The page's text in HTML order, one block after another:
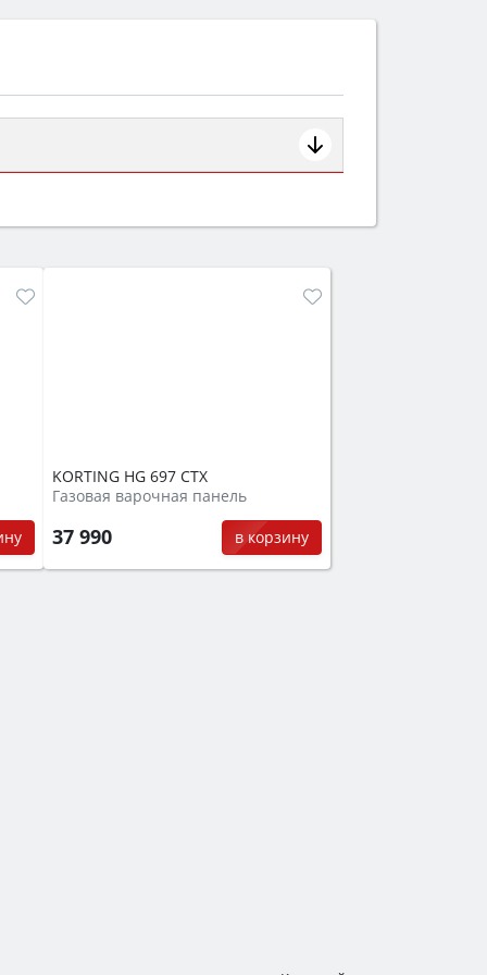
от детей).
KORTING HG 697 CTX
Газовая варочная панель
37 990 в корзину